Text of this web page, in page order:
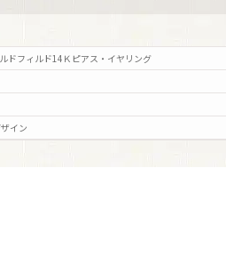
ドフィルド14Ｋピアス・イヤリング
イン